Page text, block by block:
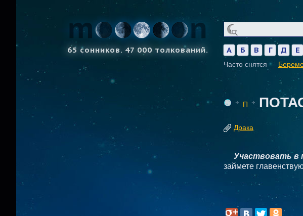
65 сонников. 47 000 толкований. А Б В Г Д Е
Часто снятся —
П
Драка
Участвовать в
займете